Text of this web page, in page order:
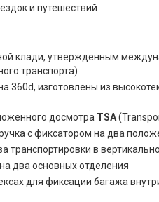
и путешествий
клади, утвержденным
транспорта)
изготовлены из
досмотра TSA
с фиксатором на два
транспортировки в
два основных отделения
для фиксации багажа